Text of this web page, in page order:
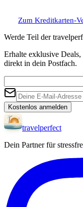
Zum Kreditkarten-
Werde Teil der
Erhalte exklusive
direkt in dein Postfach.
Kostenlos anmelden
travelperfect
Dein Partner für